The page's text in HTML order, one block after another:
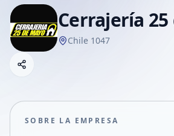
Cerrajería
Chile 1047
Compartir empresa
SOBRE LA EMPRESA